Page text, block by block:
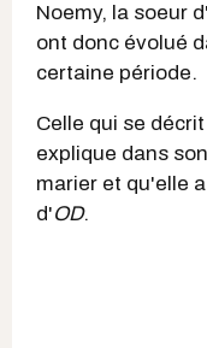
Noemy, la soeur
ont donc évolué
certaine période.
Celle qui se
explique dans
marier et qu'elle
d'OD.